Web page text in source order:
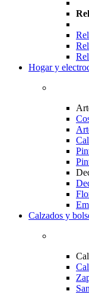
Hogar y
Calzados y